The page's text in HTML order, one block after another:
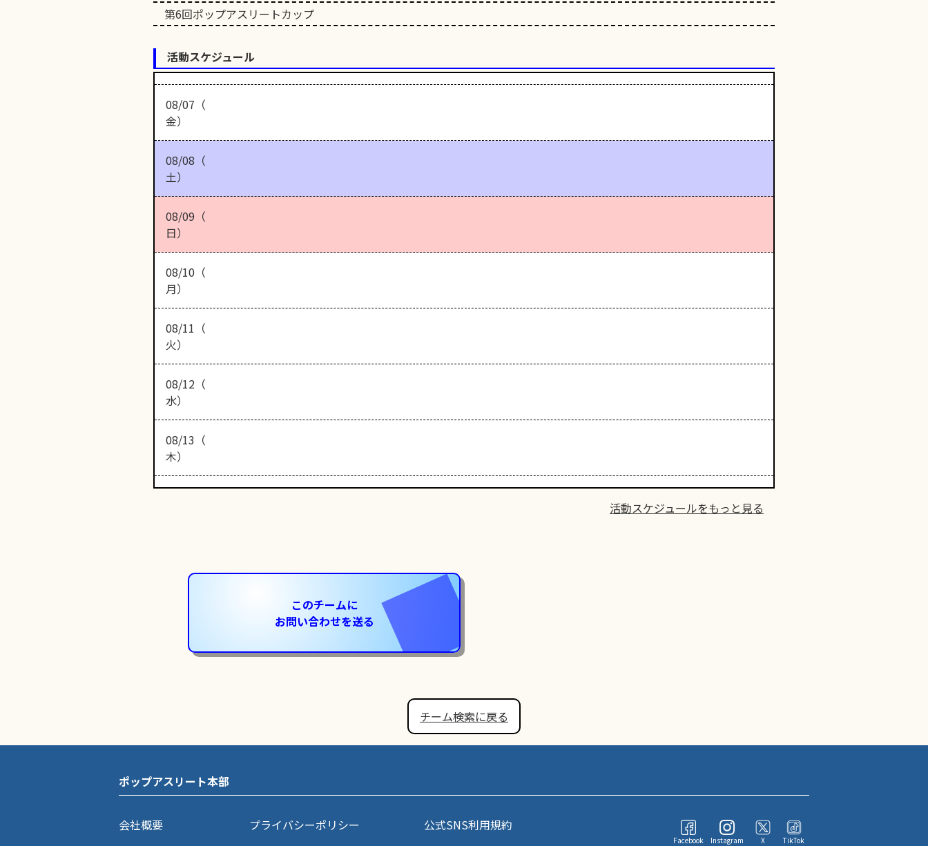
第6回ポップアスリートカップ
活動スケジュール
08/07（
金）
08/08（
土）
08/09（
日）
08/10（
月）
08/11（
火）
08/12（
水）
08/13（
木）
活動スケジュールをもっと見る
このチームに
お問い合わせを送る
チーム検索に戻る
ポップアスリート本部
会社概要 プライバシーポリシー 公式SNS利用規約
Facebook Instagram X TikTok